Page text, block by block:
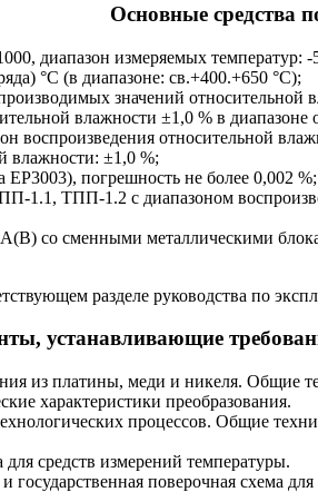
Основные средства
диапазон измеряемых
°С (в диапазоне: св.+400.+650 °С);
значений относительной
влажности ±1,0 % в диапазоне
воспроизведения относительной
влажности: ±1,0 %;
ЕР3003), погрешность не более 0,002 %;
1.1, ТПП-1.2 с диапазоном
со сменными металлическими
разделе руководства по
устанавливающие
из платины, меди и никеля. Общие
характеристики преобразования.
процессов. Общие
средств измерений температуры.
поверочная схема для